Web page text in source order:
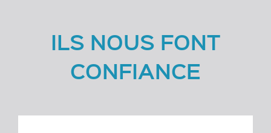
ILS NOUS FONT
CONFIANCE